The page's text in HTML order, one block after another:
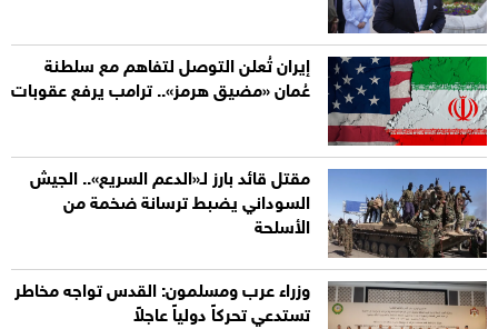
إيران تُعلن التوصل لتفاهم مع سلطنة
عُمان «مضيق هرمز».. ترامب يرفع عقوبات
مقتل قائد بارز لـ«الدعم السريع».. الجيش
السوداني يضبط ترسانة ضخمة من
الأسلحة
وزراء عرب ومسلمون: القدس تواجه مخاطر
تستدعي تحركاً دولياً عاجلاً